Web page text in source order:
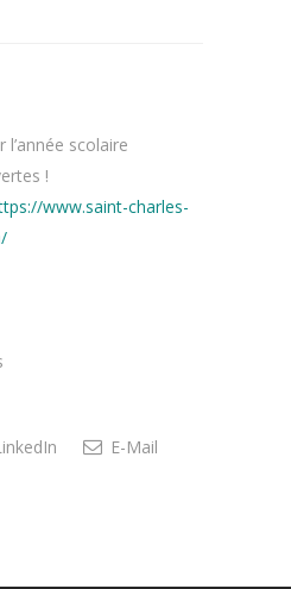
scolaire
!
www.saint-charles-
E-Mail